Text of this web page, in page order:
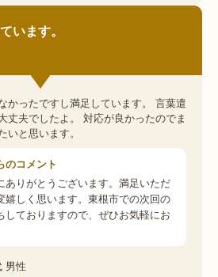
います。
かったですし満足しています。 言葉遣
丈夫でしたよ。 対応が良かったのでま
と思います。
のコメント
ありがとうございます。満足いただ
嬉しく思います。東根市での次回の
しておりますので、ぜひお気軽にお
男性